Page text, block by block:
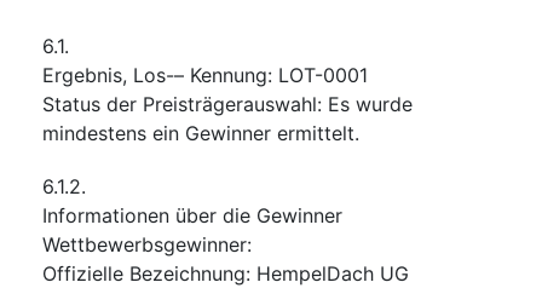
6.1.
Ergebnis, Los-– Kennung: LOT-0001
Status der Preisträgerauswahl: Es wurde
mindestens ein Gewinner ermittelt.
6.1.2.
Informationen über die Gewinner
Wettbewerbsgewinner:
Offizielle Bezeichnung: HempelDach UG